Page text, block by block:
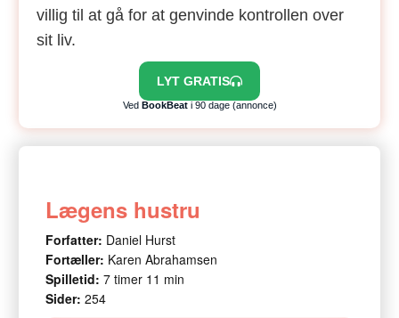
villig til at gå for at genvinde kontrollen over
sit liv.
LYT GRATIS
Ved BookBeati 90 dage (annonce)
Lægens hustru
Forfatter: Daniel Hurst
Fortæller: Karen Abrahamsen
Spilletid: 7 timer 11 min
Sider: 254